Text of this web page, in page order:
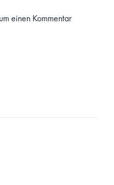
einen Kommentar